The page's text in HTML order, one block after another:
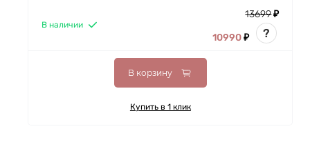
13699₽
10990₽ ?
В наличии
В корзину
Купить в 1 клик